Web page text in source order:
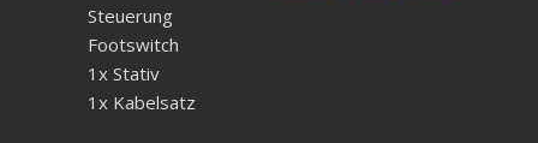
Steuerung
Footswitch
1x Stativ
1x Kabelsatz